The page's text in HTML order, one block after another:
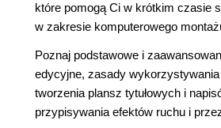
które pomogą Ci w krótkim czasie
w zakresie komputerowego
Poznaj podstawowe i
edycyjne, zasady
tworzenia plansz tytułowych i
przypisywania efektów ruchu i